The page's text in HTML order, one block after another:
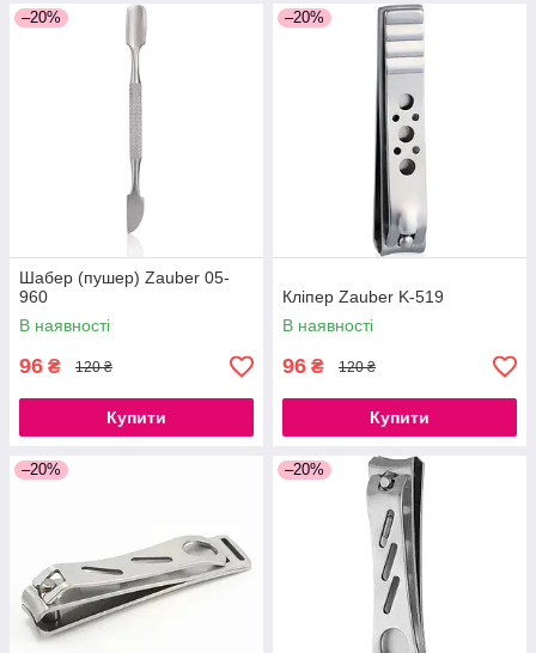
–20%
Шабер (пушер) Zauber 05-
960
В наявності
96 ₴ 120 ₴
Купити
–20%
Кліпер Zauber K-519
В наявності
96 ₴ 120 ₴
Купити
–20% –20%